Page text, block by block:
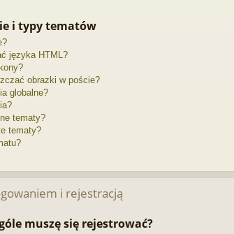
i typy tematów
języka HTML?
obrazki w poście?
globalne?
tematy?
tematy?
i rejestracją
muszę się rejestrować?